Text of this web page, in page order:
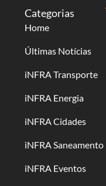
Categorias
Home
Últimas Notícias
iNFRA Transporte
iNFRA Energia
iNFRA Cidades
iNFRA Saneamento
iNFRA Eventos